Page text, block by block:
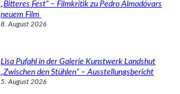
„Bitteres Fest“ – Filmkritik zu Pedro Almodóvars
neuem Film
8. August 2026
Lisa Pufahl in der Galerie Kunstwerk Landshut
„Zwischen den Stühlen“ – Ausstellungsbericht
5. August 2026